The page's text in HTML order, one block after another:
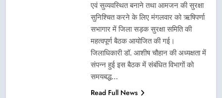
एवं सुव्यवस्थित बनाने तथा आमजन की सुरक्षा
सुनिश्चित करने के लिए मंगलवार को ऋषिपर्णा
सभागार में जिला सड़क सुरक्षा समिति की
महत्वपूर्ण बैठक आयोजित की गई।
जिलाधिकारी डॉ. आशीष चौहान की अध्यक्षता में
संपन्न हुई इस बैठक में संबंधित विभागों को
समयबद्ध…
Read Full News